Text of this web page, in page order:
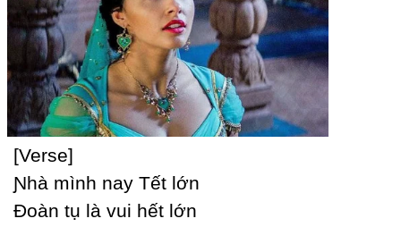
[Verse]
Ɲhà mình naу Tết lớn
Đoàn tụ là vui hết lớn